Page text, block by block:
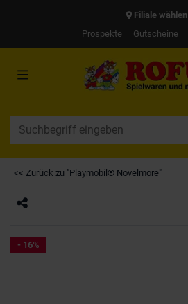
Filiale wählen
Prospekte
Gutscheine
<< Zurück zu "Playmobil® Novelmore"
- 16%